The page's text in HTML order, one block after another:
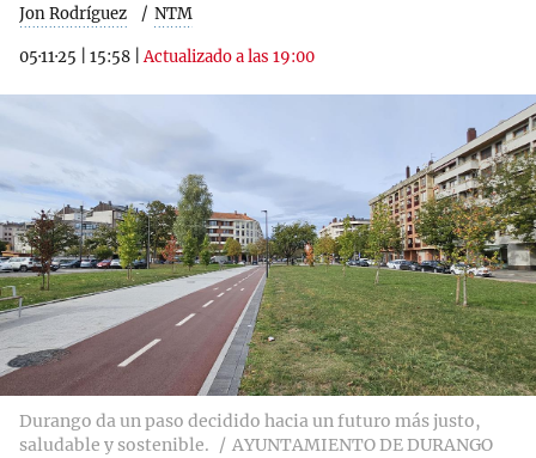
Jon Rodríguez NTM
05·11·25 15:58 |Actualizado a las 19:00
Durango da un paso decidido hacia un futuro más justo,
saludable y sostenible.
AYUNTAMIENTO DE DURANGO